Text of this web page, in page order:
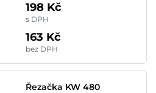
198 Kč
s DPH
163 Kč
bez DPH
Řezačka KW 480